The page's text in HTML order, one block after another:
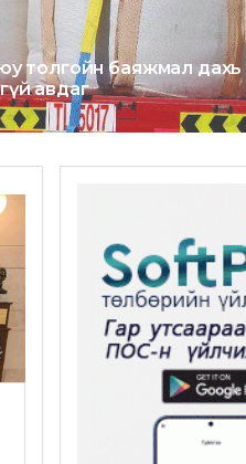
толгойн баяжмал дахь
авдаг